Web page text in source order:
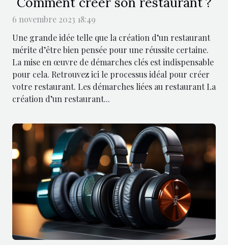
6 novembre 2023 18:49
Une grande idée telle que la création d’un restaurant
mérite d’être bien pensée pour une réussite certaine.
La mise en œuvre de démarches clés est indispensable
pour cela. Retrouvez ici le processus idéal pour créer
votre restaurant. Les démarches liées au restaurant La
création d’un restaurant...